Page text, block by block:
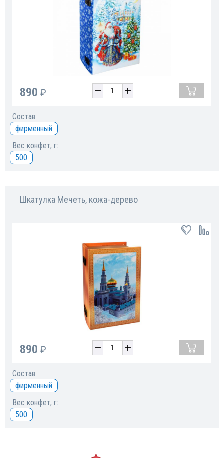
890 ₽
Состав:
фирменный
Вес конфет, г:
500
Шкатулка Мечеть, кожа-дерево
890 ₽
Состав:
фирменный
Вес конфет, г:
500